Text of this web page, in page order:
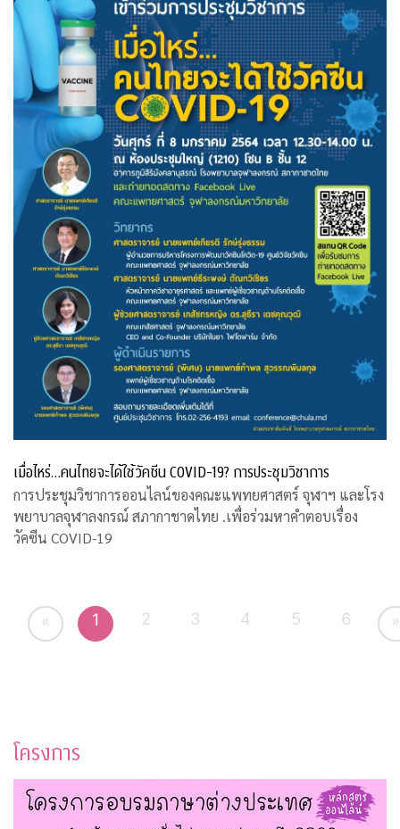
เมื่อไหร่…คนไทยจะได้ใช้วัคซีน COVID-19? การประชุมวิชาการ
การประชุมวิชาการออนไลน์ของคณะแพทยศาสตร์ จุฬาฯ และโรง
พยาบาลจุฬาลงกรณ์ สภากาชาดไทย .เพื่อร่วมหาคำตอบเรื่อง
วัคซีน COVID-19
« 1 2 3 4 5 6 »
โครงการ